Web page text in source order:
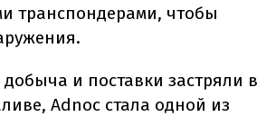
транспондерами, чтобы
добыча и поставки застряли в
Adnoc стала одной из